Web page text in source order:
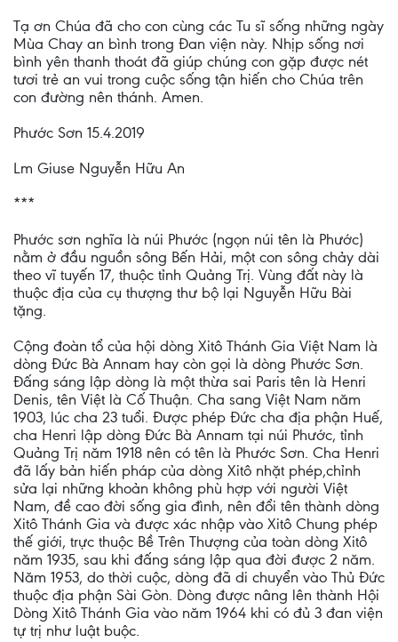
Tạ ơn Chúa đã cho con cùng các Tu sĩ sống những ngày
Mùa Chay an bình trong Đan viện này. Nhịp sống nơi
bình yên thanh thoát đã giúp chúng con gặp được nét
tươi trẻ an vui trong cuộc sống tận hiến cho Chúa trên
con đường nên thánh. Amen.
Phước Sơn 15.4.2019
Lm Giuse Nguyễn Hữu An
***
Phước sơn nghĩa là núi Phước (ngọn núi tên là Phước)
nằm ở đầu nguồn sông Bến Hải, một con sông chảy dài
theo vĩ tuyến 17, thuộc tỉnh Quảng Trị. Vùng đất này là
thuộc địa của cụ thượng thư bộ lại Nguyễn Hữu Bài
tặng.
Cộng đoàn tổ của hội dòng Xitô Thánh Gia Việt Nam là
dòng Đức Bà Annam hay còn gọi là dòng Phước Sơn.
Đấng sáng lập dòng là một thừa sai Paris tên là Henri
Denis, tên Việt là Cố Thuận. Cha sang Việt Nam năm
1903, lúc cha 23 tuổi. Được phép Đức cha địa phận Huế,
cha Henri lập dòng Đức Bà Annam tại núi Phước, tỉnh
Quảng Trị năm 1918 nên có tên là Phước Sơn. Cha Henri
đã lấy bản hiến pháp của dòng Xitô nhặt phép,chỉnh
sửa lại những khoản không phù hợp với người Việt
Nam, đề cao đời sống gia đình, nên đổi tên thành dòng
Xitô Thánh Gia và được xác nhập vào Xitô Chung phép
thế giới, trực thuộc Bề Trên Thượng của toàn dòng Xitô
năm 1935, sau khi đấng sáng lập qua đời được 2 năm.
Năm 1953, do thời cuộc, dòng đã di chuyển vào Thủ Đức
thuộc địa phận Sài Gòn. Dòng được nâng lên thành Hội
Dòng Xitô Thánh Gia vào năm 1964 khi có đủ 3 đan viện
tự trị như luật buộc.